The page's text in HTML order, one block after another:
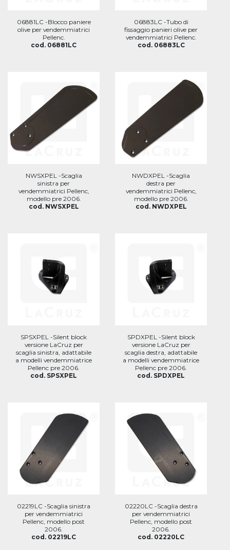
06881LC -Blocco paniere
olive per vendemmiatrici
Pellenc.
cod. 06881LC
06883LC -Tubo di
fissaggio panieri olive per
vendemmiatrici Pellenc.
cod. 06883LC
NWSXPEL -Scaglia
sinistra per
vendemmiatrici Pellenc,
modello pre 2006.
cod. NWSXPEL
NWDXPEL -Scaglia
destra per
vendemmiatrici Pellenc,
modello pre 2006.
cod. NWDXPEL
SPSXPEL -Silent block
versione LaCruz per
scaglia sinistra, adattabile
a modelli vendemmiatrice
Pellenc pre 2006.
cod. SPSXPEL
SPDXPEL -Silent block
versione LaCruz per
scaglia destra, adattabile
a modelli vendemmiatrice
Pellenc pre 2006.
cod. SPDXPEL
02219LC -Scaglia sinistra
per vendemmiatrici
Pellenc, modello post
2006.
cod. 02219LC
02220LC -Scaglia destra
per vendemmiatrici
Pellenc, modello post
2006.
cod. 02220LC